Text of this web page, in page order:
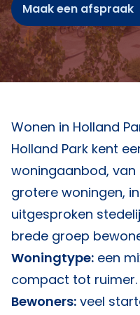
Maak een afspraak
Wonen in Holland
Holland Park kent
woningaanbod,
grotere woningen,
uitgesproken
brede groep
Woningtype: een
compact tot ruimer.
Bewoners: veel